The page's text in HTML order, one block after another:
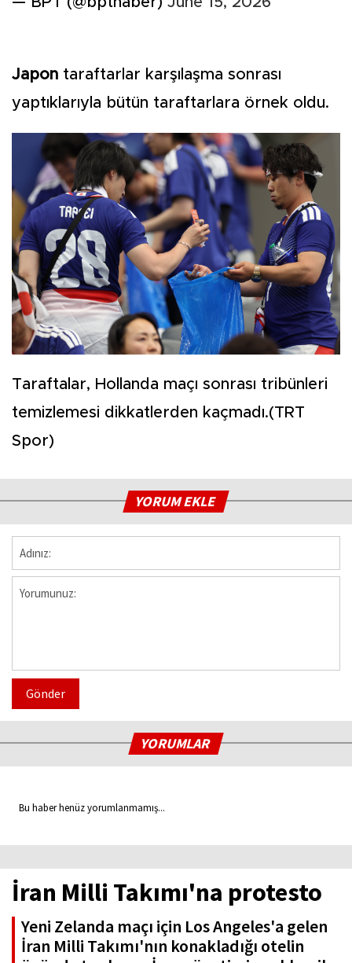
Japon taraftarlar karşılaşma sonrası
yaptıklarıyla bütün taraftarlara örnek oldu.
Taraftalar, Hollanda maçı sonrası tribünleri
temizlemesi dikkatlerden kaçmadı.(TRT
Spor)
YORUM EKLE
Gönder
YORUMLAR
Bu haber henüz yorumlanmamış...
İran Milli Takımı'na protesto
Yeni Zelanda maçı için Los Angeles'a gelen
İran Milli Takımı'nın konakladığı otelin